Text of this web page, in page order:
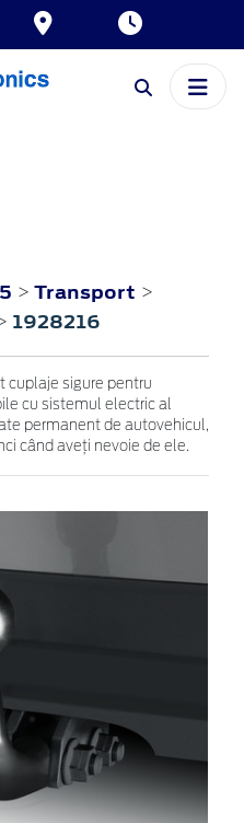
> Transport >
1928216
cuplaje sigure pentru
cu sistemul electric al
permanent de autovehicul,
când aveţi nevoie de ele.